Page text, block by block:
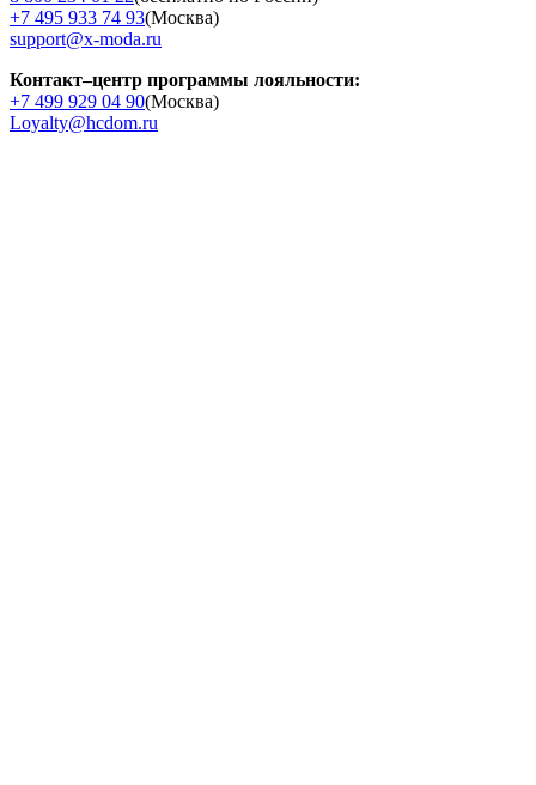
+7 495 933 74 93(Москва)
support@x-moda.ru
Контакт–центр программы лояльности:
+7 499 929 04 90(Москва)
Loyalty@hcdom.ru